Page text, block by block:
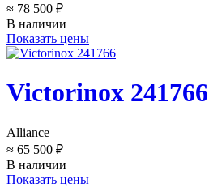
≈ 78 500 ₽
В наличии
Показать цены
Victorinox 241766
Alliance
≈ 65 500 ₽
В наличии
Показать цены